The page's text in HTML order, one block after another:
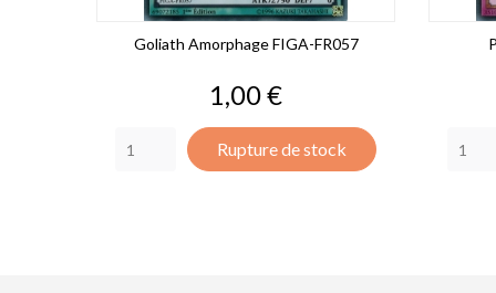
Goliath Amorphage FIGA-FR057
Prix
1,00 €
Rupture de stock